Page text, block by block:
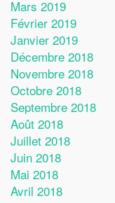
Mars 2019
Février 2019
Janvier 2019
Décembre 2018
Novembre 2018
Octobre 2018
Septembre 2018
Août 2018
Juillet 2018
Juin 2018
Mai 2018
Avril 2018